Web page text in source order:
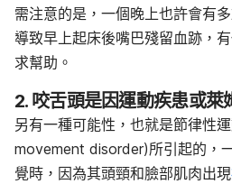
需注意的是，一個晚上也許會有
導致早上起床後嘴巴殘留血跡，
求幫助。
2. 咬舌頭是因運動疾患或萊
另有一種可能性，也就是節律性
movement disorder)所引起的，
覺時，因為其頭頸和臉部肌肉出現